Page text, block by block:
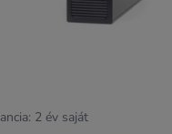
2 év saját